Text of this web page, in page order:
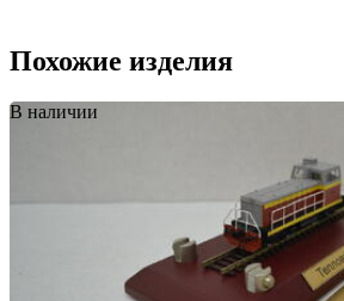
Похожие изделия
В наличии